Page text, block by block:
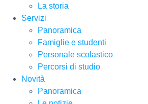
La storia
Servizi
Panoramica
Famiglie e studenti
Personale scolastico
Percorsi di studio
Novità
Panoramica